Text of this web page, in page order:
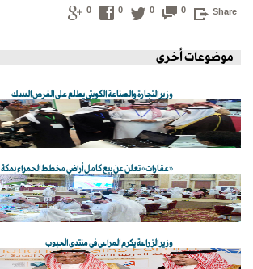
Share
0
0
0
0
موضوعات أخرى
وزير التجارة والصناعة الكويتي يطلع على الفرص السك
«عقارات» تعلن عن بيع كامل أراضي مخطط الحمراء بمكة
وزير الزراعة يكرم المراعي في منتدى الحبوب